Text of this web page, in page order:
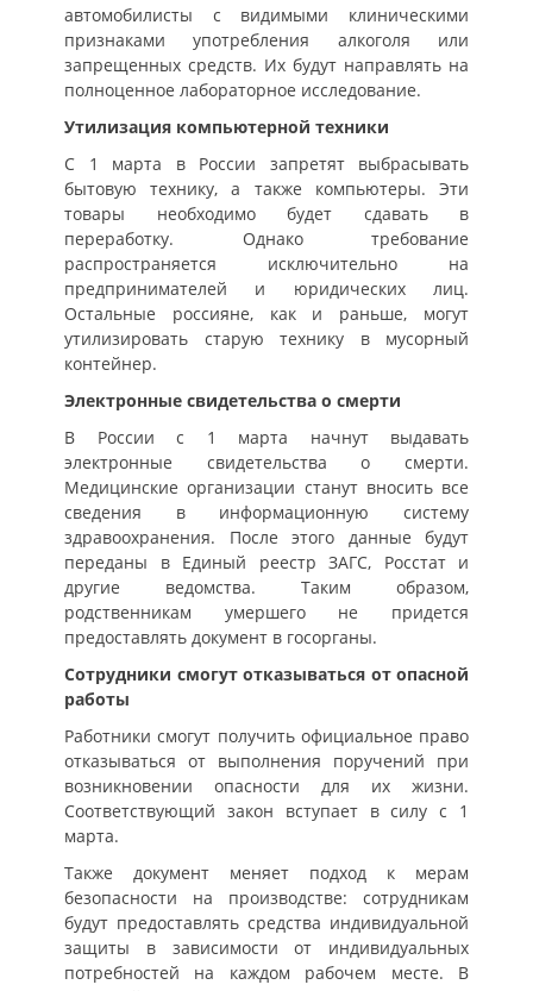
автомобилисты с видимыми клиническими
признаками употребления алкоголя или
запрещенных средств. Их будут направлять на
полноценное лабораторное исследование.
Утилизация компьютерной техники
С 1 марта в России запретят выбрасывать
бытовую технику, а также компьютеры. Эти
товары необходимо будет сдавать в
переработку. Однако требование
распространяется исключительно на
предпринимателей и юридических лиц.
Остальные россияне, как и раньше, могут
утилизировать старую технику в мусорный
контейнер.
Электронные свидетельства о смерти
В России с 1 марта начнут выдавать
электронные свидетельства о смерти.
Медицинские организации станут вносить все
сведения в информационную систему
здравоохранения. После этого данные будут
переданы в Единый реестр ЗАГС, Росстат и
другие ведомства. Таким образом,
родственникам умершего не придется
предоставлять документ в госорганы.
Сотрудники смогут отказываться от опасной
работы
Работники смогут получить официальное право
отказываться от выполнения поручений при
возникновении опасности для их жизни.
Соответствующий закон вступает в силу с 1
марта.
Также документ меняет подход к мерам
безопасности на производстве: сотрудникам
будут предоставлять средства индивидуальной
защиты в зависимости от индивидуальных
потребностей на каждом рабочем месте. В